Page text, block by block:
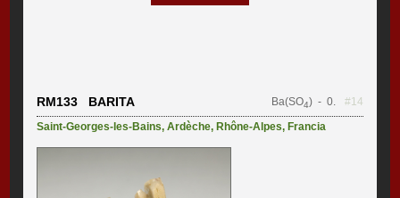
RM133 BARITA Ba(SO4)- 0.
#14
Saint-Georges-les-Bains,Ardèche,Rhône-Alpes,Francia